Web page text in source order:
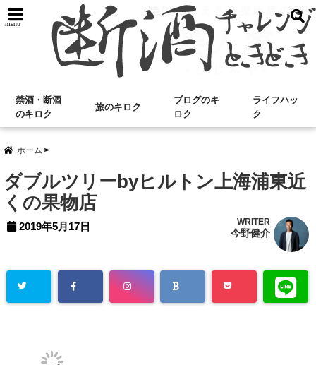
menu
禁酒・断酒
のキロク
旅のキロク
ブログのキ
ロク
ライフハッ
ク
ホーム
ダブルツリーbyヒルトン上海浦東近
くの果物店
2019年5月17日 WRITER
今野健介